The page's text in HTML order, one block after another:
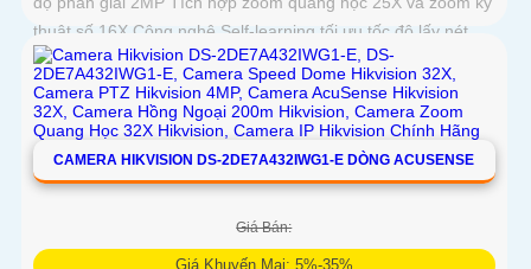
thuật số 16X Công nghệ Self-learning tối ưu tốc độ lấy nét,
trong khi AI AcuSense hỗ trợ nhận diện người và phương
tiện, chụp tối đa 5 khuôn mặt đồng thời
CAMERA HIKVISION DS-2DE7A432IWG1-E DÒNG ACUSENSE
Giá Bán:
Giá Khuyến Mại: 5%-35%